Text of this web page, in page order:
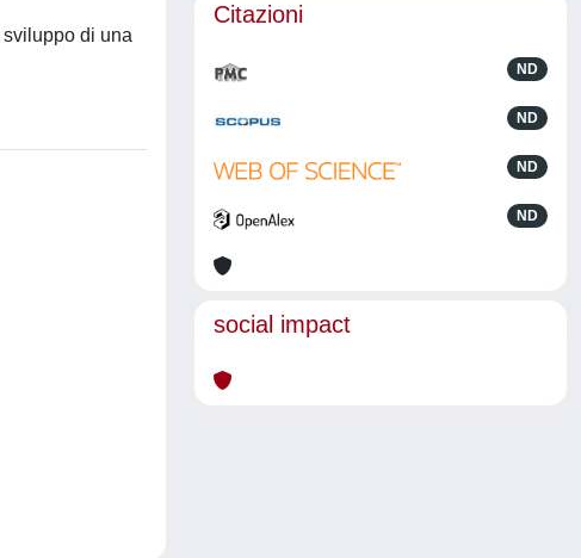
di una
Citazioni
ND
ND
ND
ND
social impact